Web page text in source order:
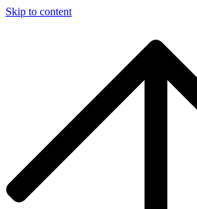
Skip to content